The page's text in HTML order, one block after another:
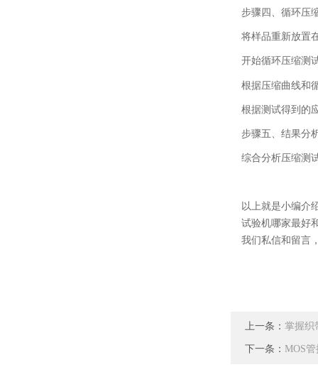
步骤四、 循环压
将样品重新放置
开始循环压缩测
根据压缩曲线和
根据测试得到的
步骤五、 结果分
综合分析压缩测
以上就是小编介
试验机哪家最好
我们私信和留言
上一条： 掌握织
下一条： MOS